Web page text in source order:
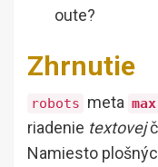
oute?
Zhrnutie
robots meta
riadenie textovej
Namiesto